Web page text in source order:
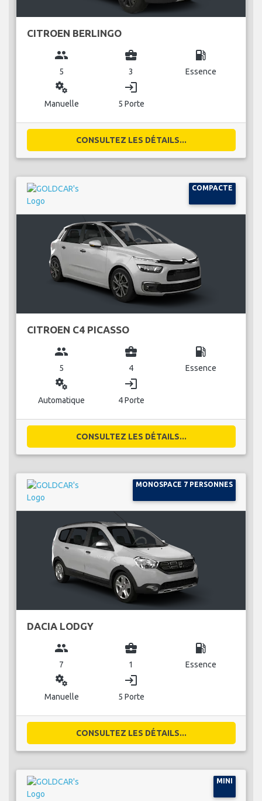
CITROEN BERLINGO
group
5
business_center
3
local_gas_station
Essence
miscellaneous_services
Manuelle
login
5 Porte
CONSULTEZ LES DÉTAILS...
COMPACTE
CITROEN C4 PICASSO
group
5
business_center
4
local_gas_station
Essence
miscellaneous_services
Automatique
login
4 Porte
CONSULTEZ LES DÉTAILS...
MONOSPACE 7 PERSONNES
DACIA LODGY
group
7
business_center
1
local_gas_station
Essence
miscellaneous_services
Manuelle
login
5 Porte
CONSULTEZ LES DÉTAILS...
MINI